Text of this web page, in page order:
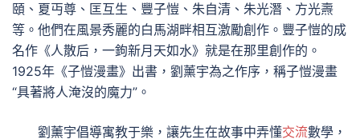
頤、夏丏尊、匡互生、豐子愷、朱自清、朱光潛、方光燾
等。他們在風景秀麗的白馬湖畔相互激勵創作。豐子愷的成
名作《人散后，一鉤新月天如水》就是在那里創作的。
1925年《子愷漫畫》出書，劉薰宇為之作序，稱子愷漫畫
“具著將人淹沒的魔力”。
劉薰宇倡導寓教于樂，讓先生在故事中弄懂交流數學，